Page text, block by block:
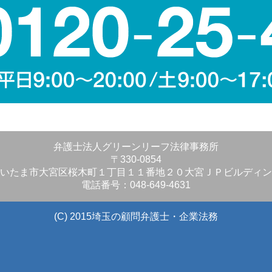
弁護士法人グリーンリーフ法律事務所
〒330-0854
たま市大宮区桜木町１丁目１１番地２０大宮ＪＰビルディ
電話番号：048-649-4631
(C) 2015埼玉の顧問弁護士・企業法務